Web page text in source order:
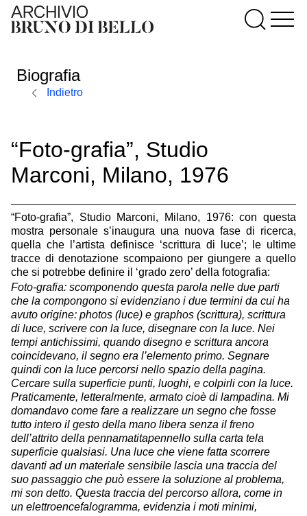
Biografia
Indietro
“Foto-grafia”, Studio
Marconi, Milano, 1976
“Foto-grafia”, Studio Marconi, Milano, 1976: con questa
mostra personale s’inaugura una nuova fase di ricerca,
quella che l’artista definisce ‘scrittura di luce’; le ultime
tracce di denotazione scompaiono per giungere a quello
che si potrebbe definire il ‘grado zero’ della fotografia:
Foto-grafia: scomponendo questa parola nelle due parti
che la compongono si evidenziano i due termini da cui ha
avuto origine: photos (luce) e graphos (scrittura), scrittura
di luce, scrivere con la luce, disegnare con la luce. Nei
tempi antichissimi, quando disegno e scrittura ancora
coincidevano, il segno era l’elemento primo. Segnare
quindi con la luce percorsi nello spazio della pagina.
Cercare sulla superficie punti, luoghi, e colpirli con la luce.
Praticamente, letteralmente, armato cioè di lampadina. Mi
domandavo come fare a realizzare un segno che fosse
tutto intero il gesto della mano libera senza il freno
dell’attrito della pennamatitapennello sulla carta tela
superficie qualsiasi. Una luce che viene fatta scorrere
davanti ad un materiale sensibile lascia una traccia del
suo passaggio che può essere la soluzione al problema,
mi son detto. Questa traccia del percorso allora, come in
un elettroencefalogramma, evidenzia i moti minimi,